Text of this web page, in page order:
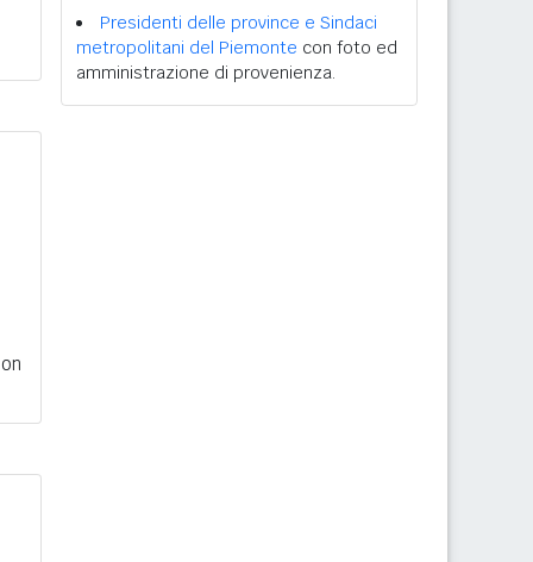
Presidenti delle province e Sindaci
metropolitani del Piemonte con foto ed
amministrazione di provenienza.